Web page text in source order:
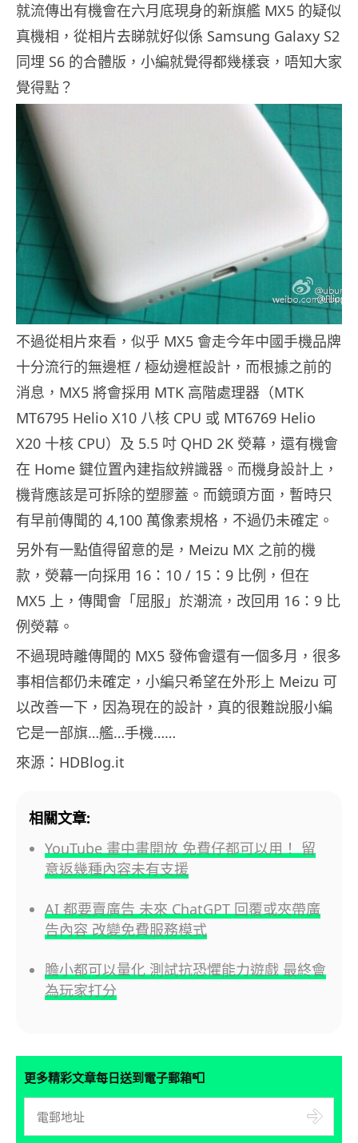
就流傳出有機會在六月底現身的新旗艦 MX5 的疑似
真機相，從相片去睇就好似係 Samsung Galaxy S2
同埋 S6 的合體版，小編就覺得都幾樣衰，唔知大家
覺得點？
不過從相片來看，似乎 MX5 會走今年中國手機品牌
十分流行的無邊框 / 極幼邊框設計，而根據之前的
消息，MX5 將會採用 MTK 高階處理器（MTK
MT6795 Helio X10 八核 CPU 或 MT6769 Helio
X20 十核 CPU）及 5.5 吋 QHD 2K 熒幕，還有機會
在 Home 鍵位置內建指紋辨識器。而機身設計上，
機背應該是可拆除的塑膠蓋。而鏡頭方面，暫時只
有早前傳聞的 4,100 萬像素規格，不過仍未確定。
另外有一點值得留意的是，Meizu MX 之前的機
款，熒幕一向採用 16：10 / 15：9 比例，但在
MX5 上，傳聞會「屈服」於潮流，改回用 16：9 比
例熒幕。
不過現時離傳聞的 MX5 發佈會還有一個多月，很多
事相信都仍未確定，小編只希望在外形上 Meizu 可
以改善一下，因為現在的設計，真的很難說服小編
它是一部旗…艦…手機……
來源：HDBlog.it
相關文章:
YouTube 畫中畫開放 免費仔都可以用！ 留
意返幾種內容未有支援
AI 都要賣廣告 未來 ChatGPT 回覆或夾帶廣
告內容 改變免費服務模式
膽小都可以量化 測試抗恐懼能力遊戲 最終會
為玩家打分
更多精彩文章每日送到電子郵箱📮